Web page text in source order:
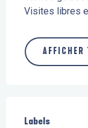
Visites libres
AFFICHER
Labels
Labels